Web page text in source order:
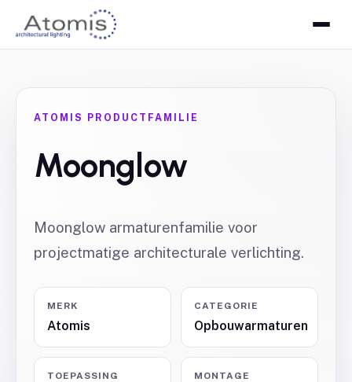
ATOMIS PRODUCTFAMILIE
Moonglow
Moonglow armaturenfamilie voor
projectmatige architecturale verlichting.
MERK
Atomis
CATEGORIE
Opbouwarmaturen
TOEPASSING MONTAGE